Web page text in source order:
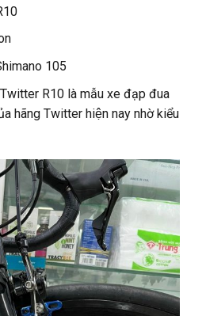
105
R10 là mẫu xe đạp đua
hãng Twitter hiện nay nhờ kiểu